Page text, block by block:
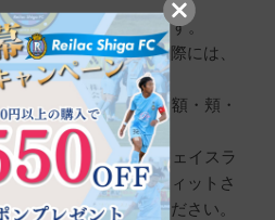
ら取り出し、広げます。
ています。取り出す際には、
わせ、シート上部（額・頬・
ットさせます。
持ち、あご全体からフェイスラ
引き上げるようにフィットさ
押さえて固定してください。